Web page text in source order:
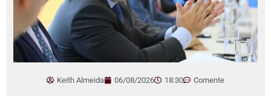
Keith Almeida 06/08/2026 18:30 Comente